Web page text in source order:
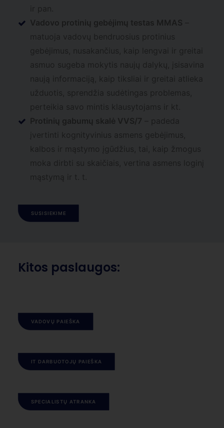
ir pan.
Vadovo protinių gebėjimų testas MMAS
matuoja vadovų bendruosius protinius
gebėjimus, nusakančius, kaip lengvai ir greitai
asmuo sugeba mokytis naujų dalykų, įsisavina
naują informaciją, kaip tiksliai ir greitai atlieka
užduotis, sprendžia sudėtingas problemas,
perteikia savo mintis klausytojams ir kt.
Protinių gabumų skalė VVS/7 – padeda
įvertinti kognityvinius asmens gebėjimus,
kalbos ir mąstymo įgūdžius, tai, kaip žmogus
moka dirbti su skaičiais, vertina asmens loginį
mąstymą ir t. t.
SUSISIEKIME
Kitos paslaugos:
VADOVŲ PAIEŠKA
IT DARBUOTOJŲ PAIEŠKA
SPECIALISTŲ ATRANKA